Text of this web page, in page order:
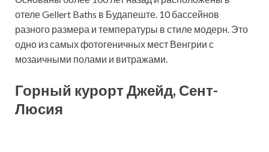
отеле Gellert Baths в Будапеште. 10 бассейнов
разного размера и температуры в стиле модерн. Это
одно из самых фотогеничных мест Венгрии с
мозаичными полами и витражами.
Горный курорт Джейд, Сент-
Люсия